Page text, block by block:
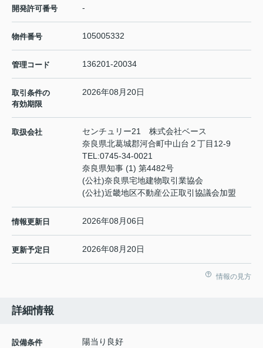
開発許可番号 -
物件番号 105005332
管理コード 136201-20034
取引条件の
有効期限
2026年08月20日
取扱会社
センチュリー21 株式会社ベース
奈良県北葛城郡河合町中山台２丁目12-9
TEL:0745-34-0021
奈良県知事 (1) 第4482号
(公社)奈良県宅地建物取引業協会
(公社)近畿地区不動産公正取引協議会加盟
情報更新日 2026年08月06日
更新予定日 2026年08月20日
情報の見方
詳細情報
設備条件
陽当り良好